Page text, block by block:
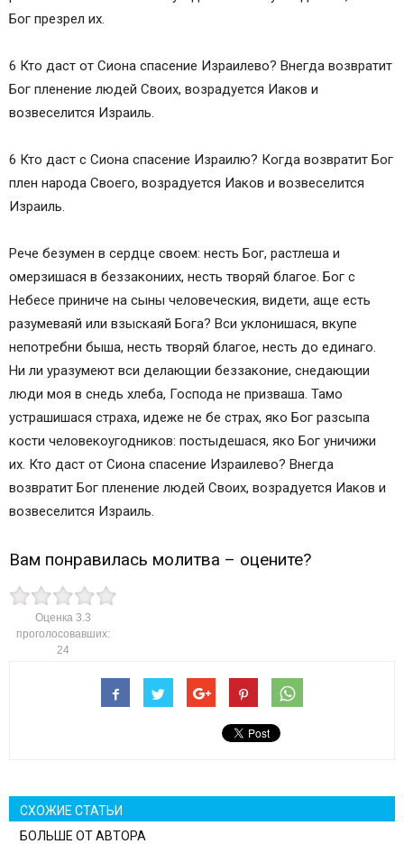
Бог презрел их.
6 Кто даст от Сиона спасение Израилево? Внегда возвратит
Бог пленение людей Своих, возрадуется Иаков и
возвеселится Израиль.
6 Кто даст с Сиона спасение Израилю? Когда возвратит Бог
плен народа Своего, возрадуется Иаков и возвеселится
Израиль.
Рече безумен в сердце своем: несть Бог, растлеша и
омерзишася в беззакониих, несть творяй благое. Бог с
Небесе приниче на сыны человеческия, видети, аще есть
разумеваяй или взыскаяй Бога? Вси уклонишася, вкупе
непотребни быша, несть творяй благое, несть до единаго.
Ни ли уразумеют вси делающии беззаконие, снедающии
люди моя в снедь хлеба, Господа не призваша. Тамо
устрашишася страха, идеже не бе страх, яко Бог разсыпа
кости человекоугодников: постыдешася, яко Бог уничижи
их. Кто даст от Сиона спасение Израилево? Внегда
возвратит Бог пленение людей Своих, возрадуется Иаков и
возвеселится Израиль.
Вам понравилась молитва – оцените?
Оценка 3.3
проголосовавших:
24
СХОЖИЕ СТАТЬИ
БОЛЬШЕ ОТ АВТОРА